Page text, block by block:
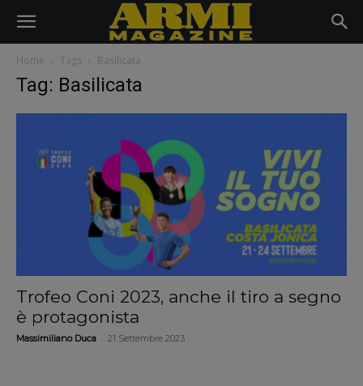
Home Tags Basilicata
Tag: Basilicata
Trofeo Coni 2023, anche il tiro a segno
è protagonista
Massimiliano Duca 21 Settembre 2023